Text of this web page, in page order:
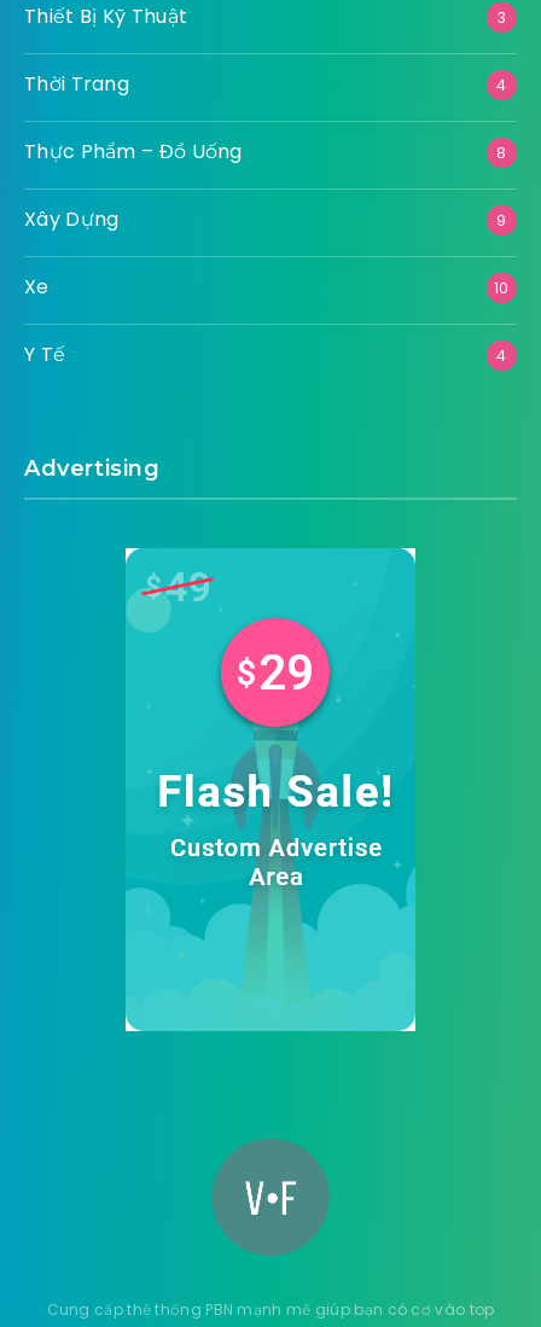
Thiết Bị Kỹ Thuật 3
Thời Trang 4
Thực Phẩm – Đồ Uống 8
Xây Dựng 9
Xe 10
Y Tế 4
Advertising
Cung cấp thệ thống PBN mạnh mẽ giúp bạn có cơ vào top